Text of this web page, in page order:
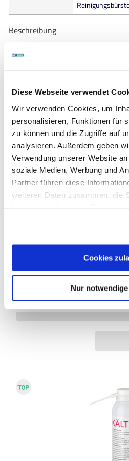
Diese Webseite verwendet
Wir verwenden Cookies, um
personalisieren, Funktionen für
zu können und die Zugriffe auf
analysieren. Außerdem geben
Verwendung unserer Website
soziale Medien, Werbung und
Partner führen diese
weiteren Daten zusammen, die
Cookies
Nur
Beschreibung
Kunden interessierte
Zahnreinigungsbürstchen